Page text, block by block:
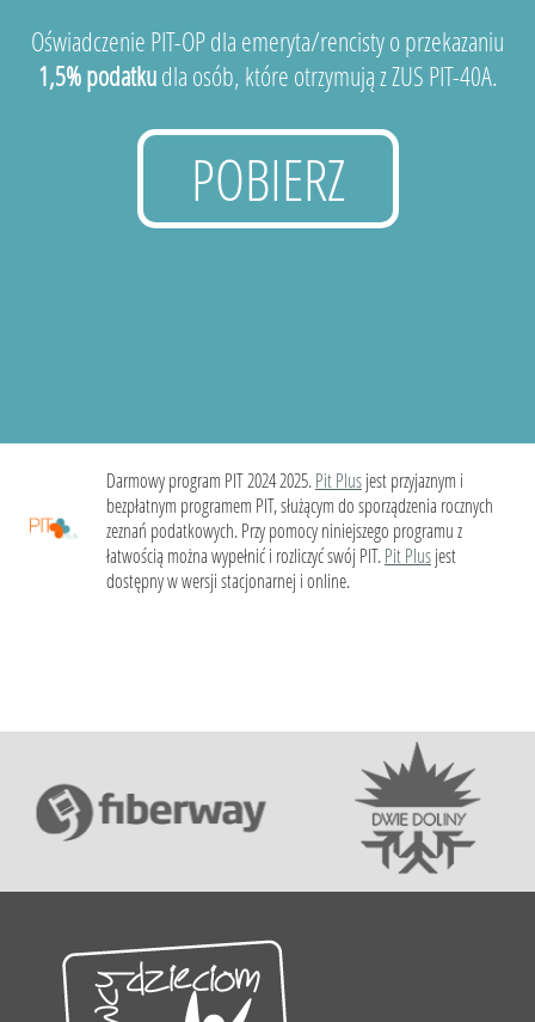
Oświadczenie PIT-OP dla emeryta/rencisty o przekazaniu
1,5% podatkudla osób, które otrzymują z ZUS PIT-40A.
POBIERZ
Darmowy program PIT 2024 2025.Pit Plusjest przyjaznym i
bezpłatnym programem PIT, służącym do sporządzenia rocznych
zeznań podatkowych. Przy pomocy niniejszego programu z
łatwością można wypełnić i rozliczyć swój PIT.Pit Plusjest
dostępny w wersji stacjonarnej i online.